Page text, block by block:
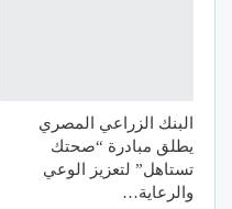
البنك الزراعي المصري
يطلق مبادرة “صحتك
تستاهل” لتعزيز الوعي
والرعاية…